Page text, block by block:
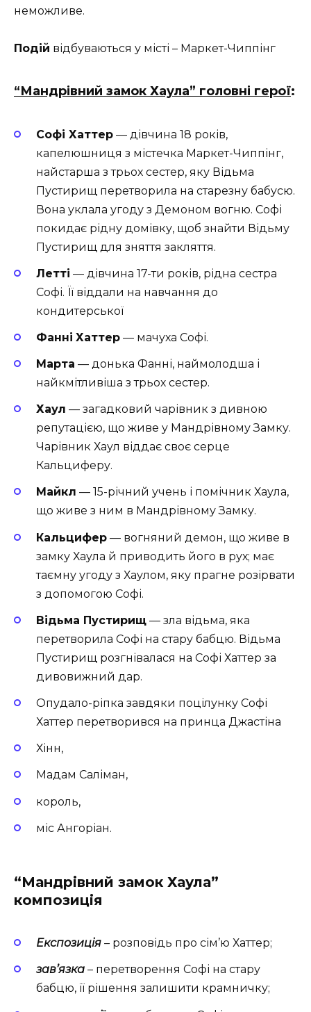
неможливе.
Подій відбуваються у місті – Маркет-Чиппінг
“Мандрівний замок Хаула” головні герої:
Софі Хаттер — дівчина 18 років,
капелюшниця з містечка Маркет-Чиппінг,
найстарша з трьох сестер, яку Відьма
Пустирищ перетворила на старезну бабусю.
Вона уклала угоду з Демоном вогню. Софі
покидає рідну домівку, щоб знайти Відьму
Пустирищ для зняття закляття.
Летті — дівчина 17-ти років, рідна сестра
Софі. Її віддали на навчання до
кондитерської
Фанні Хаттер — мачуха Софі.
Марта — донька Фанні, наймолодша і
найкмітливіша з трьох сестер.
Хаул — загадковий чарівник з дивною
репутацією, що живе у Мандрівному Замку.
Чарівник Хаул віддає своє серце
Кальциферу.
Майкл — 15-річний учень і помічник Хаула,
що живе з ним в Мандрівному Замку.
Кальцифер — вогняний демон, що живе в
замку Хаула й приводить його в рух; має
таємну угоду з Хаулом, яку прагне розірвати
з допомогою Софі.
Відьма Пустирищ — зла відьма, яка
перетворила Софі на стару бабцю. Відьма
Пустирищ розгнівалася на Софі Хаттер за
дивовижний дар.
Опудало-ріпка завдяки поцілунку Софі
Хаттер перетворився на принца Джастіна
Хінн,
Мадам Саліман,
король,
міс Ангоріан.
“Мандрівний замок Хаула”
композиція
Експозиція – розповідь про сім’ю Хаттер;
зав’язка – перетворення Софі на стару
бабцю, її рішення залишити крамничку;